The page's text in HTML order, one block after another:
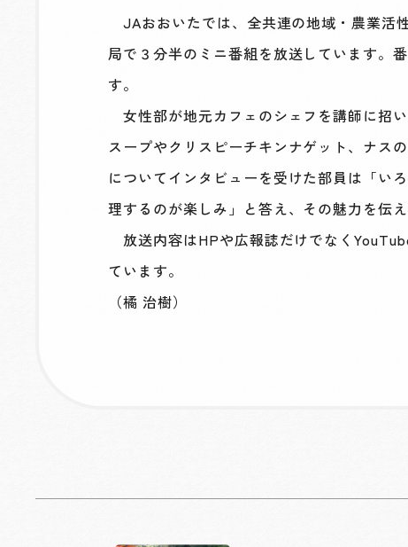
JAおおいたでは、全共連の地域・農業活
局で３分半のミニ番組を放送しています。
す。
女性部が地元カフェのシェフを講師に招
スープやクリスピーチキンナゲット、ナス
についてインタビューを受けた部員は「い
理するのが楽しみ」と答え、その魅力を伝え
放送内容はHPや広報誌だけでなく
ています。
（橘 治樹）